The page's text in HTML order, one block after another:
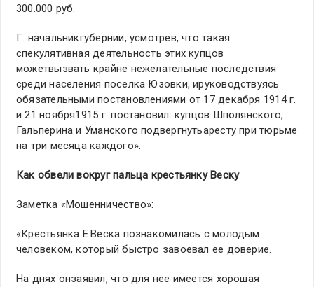
300.000 руб.
Г. начальникгубернии, усмотрев, что такая
спекулятивная деятельность этих купцов
можетвызвать крайне нежелательные последствия
среди населения поселка Юзовки, ируководствуясь
обязательными постановлениями от 17 декабря 1914 г.
и 21 ноября1915 г. постановил: купцов Шполянского,
Гальперина и Уманского подвергнутьаресту при тюрьме
на три месяца каждого».
Как обвели вокруг пальца крестьянку Веску
Заметка «Мошенничество»:
«Крестьянка Е.Веска познакомилась с молодым
человеком, который быстро завоевал ее доверие.
На днях онзаявил, что для нее имеется хорошая